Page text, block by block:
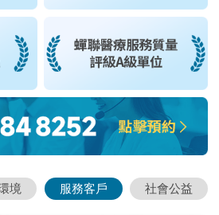
境 服務客戶 社會公益